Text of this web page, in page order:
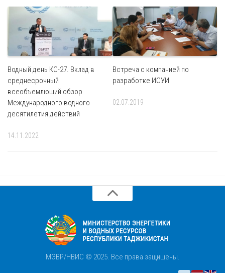
Водный день КС-27. Вклад в
среднесрочный
всеобъемлющий обзор
Международного водного
десятилетия действий
14.11.2022
Встреча с компанией по
разработке ИСУИ
02.07.2019
МЭВР/НВИС © 2025. Все права защищены.